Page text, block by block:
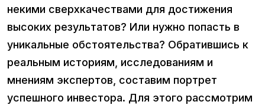
некими сверхкачествами для достижения
высоких результатов? Или нужно попасть в
уникальные обстоятельства? Обратившись к
реальным историям, исследованиям и
мнениям экспертов, составим портрет
успешного инвестора. Для этого рассмотрим